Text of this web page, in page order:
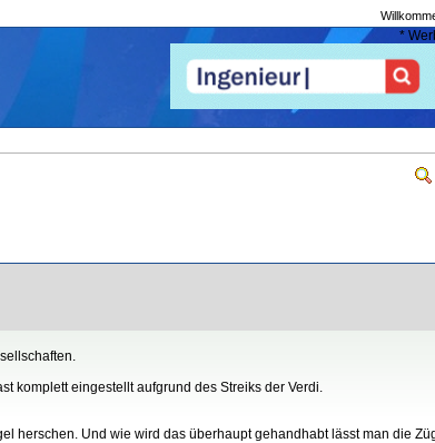
*
komplett eingestellt aufgrund des Streiks der Verdi.
Und wie wird das überhaupt gehandhabt lässt man die